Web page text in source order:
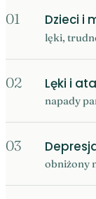
01 Dzieci i
lęki,
02 Lęki i
napady
03
obniżony